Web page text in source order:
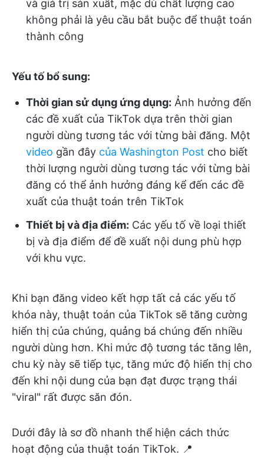
và giá trị sản xuất, mặc dù chất lượng cao
không phải là yêu cầu bắt buộc để thuật toán
thành công
Yếu tố bổ sung:
Thời gian sử dụng ứng dụng: Ảnh hưởng đến
các đề xuất của TikTok dựa trên thời gian
người dùng tương tác với từng bài đăng. Một
video gần đây của Washington Post cho biết
thời lượng người dùng tương tác với từng bài
đăng có thể ảnh hưởng đáng kể đến các đề
xuất của thuật toán trên TikTok
Thiết bị và địa điểm: Các yếu tố về loại thiết
bị và địa điểm để đề xuất nội dung phù hợp
với khu vực.
Khi bạn đăng video kết hợp tất cả các yếu tố
khóa này, thuật toán của TikTok sẽ tăng cường
hiển thị của chúng, quảng bá chúng đến nhiều
người dùng hơn. Khi mức độ tương tác tăng lên,
chu kỳ này sẽ tiếp tục, tăng mức độ hiển thị cho
đến khi nội dung của bạn đạt được trạng thái
"viral" rất được săn đón.
Dưới đây là sơ đồ nhanh thể hiện cách thức
hoạt động của thuật toán TikTok. 📍